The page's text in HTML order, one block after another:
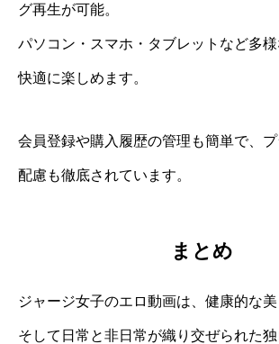
グ再生が可能。
パソコン・スマホ・タブレットなど多
快適に楽しめます。
会員登録や購入履歴の管理も簡単で、
配慮も徹底されています。
まとめ
ジャージ女子のエロ動画は、健康的な美
そして日常と非日常が織り交ぜられた